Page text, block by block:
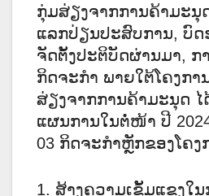
ກຸ່ມສ່ຽງຈາກການຄ້າມະນຸ
ແລກປ່ຽນປະສົບການ, ບົດ
ຈັດຕັ້ງປະຕິບັດຜ່ານມາ, ກ
ກິດຈະກໍາ ພາຍໃຕ້ໂຄງກ
ສ່ຽງຈາກການຄ້າມະນຸດ ໄ
ແຜນການໃນຕໍ່ໜ້າ ປີ
03 ກິດຈະກໍາຫຼັກຂອງໂຄງ
1. ສ້າງຄວາມເຂັ້ມແຂງໃ